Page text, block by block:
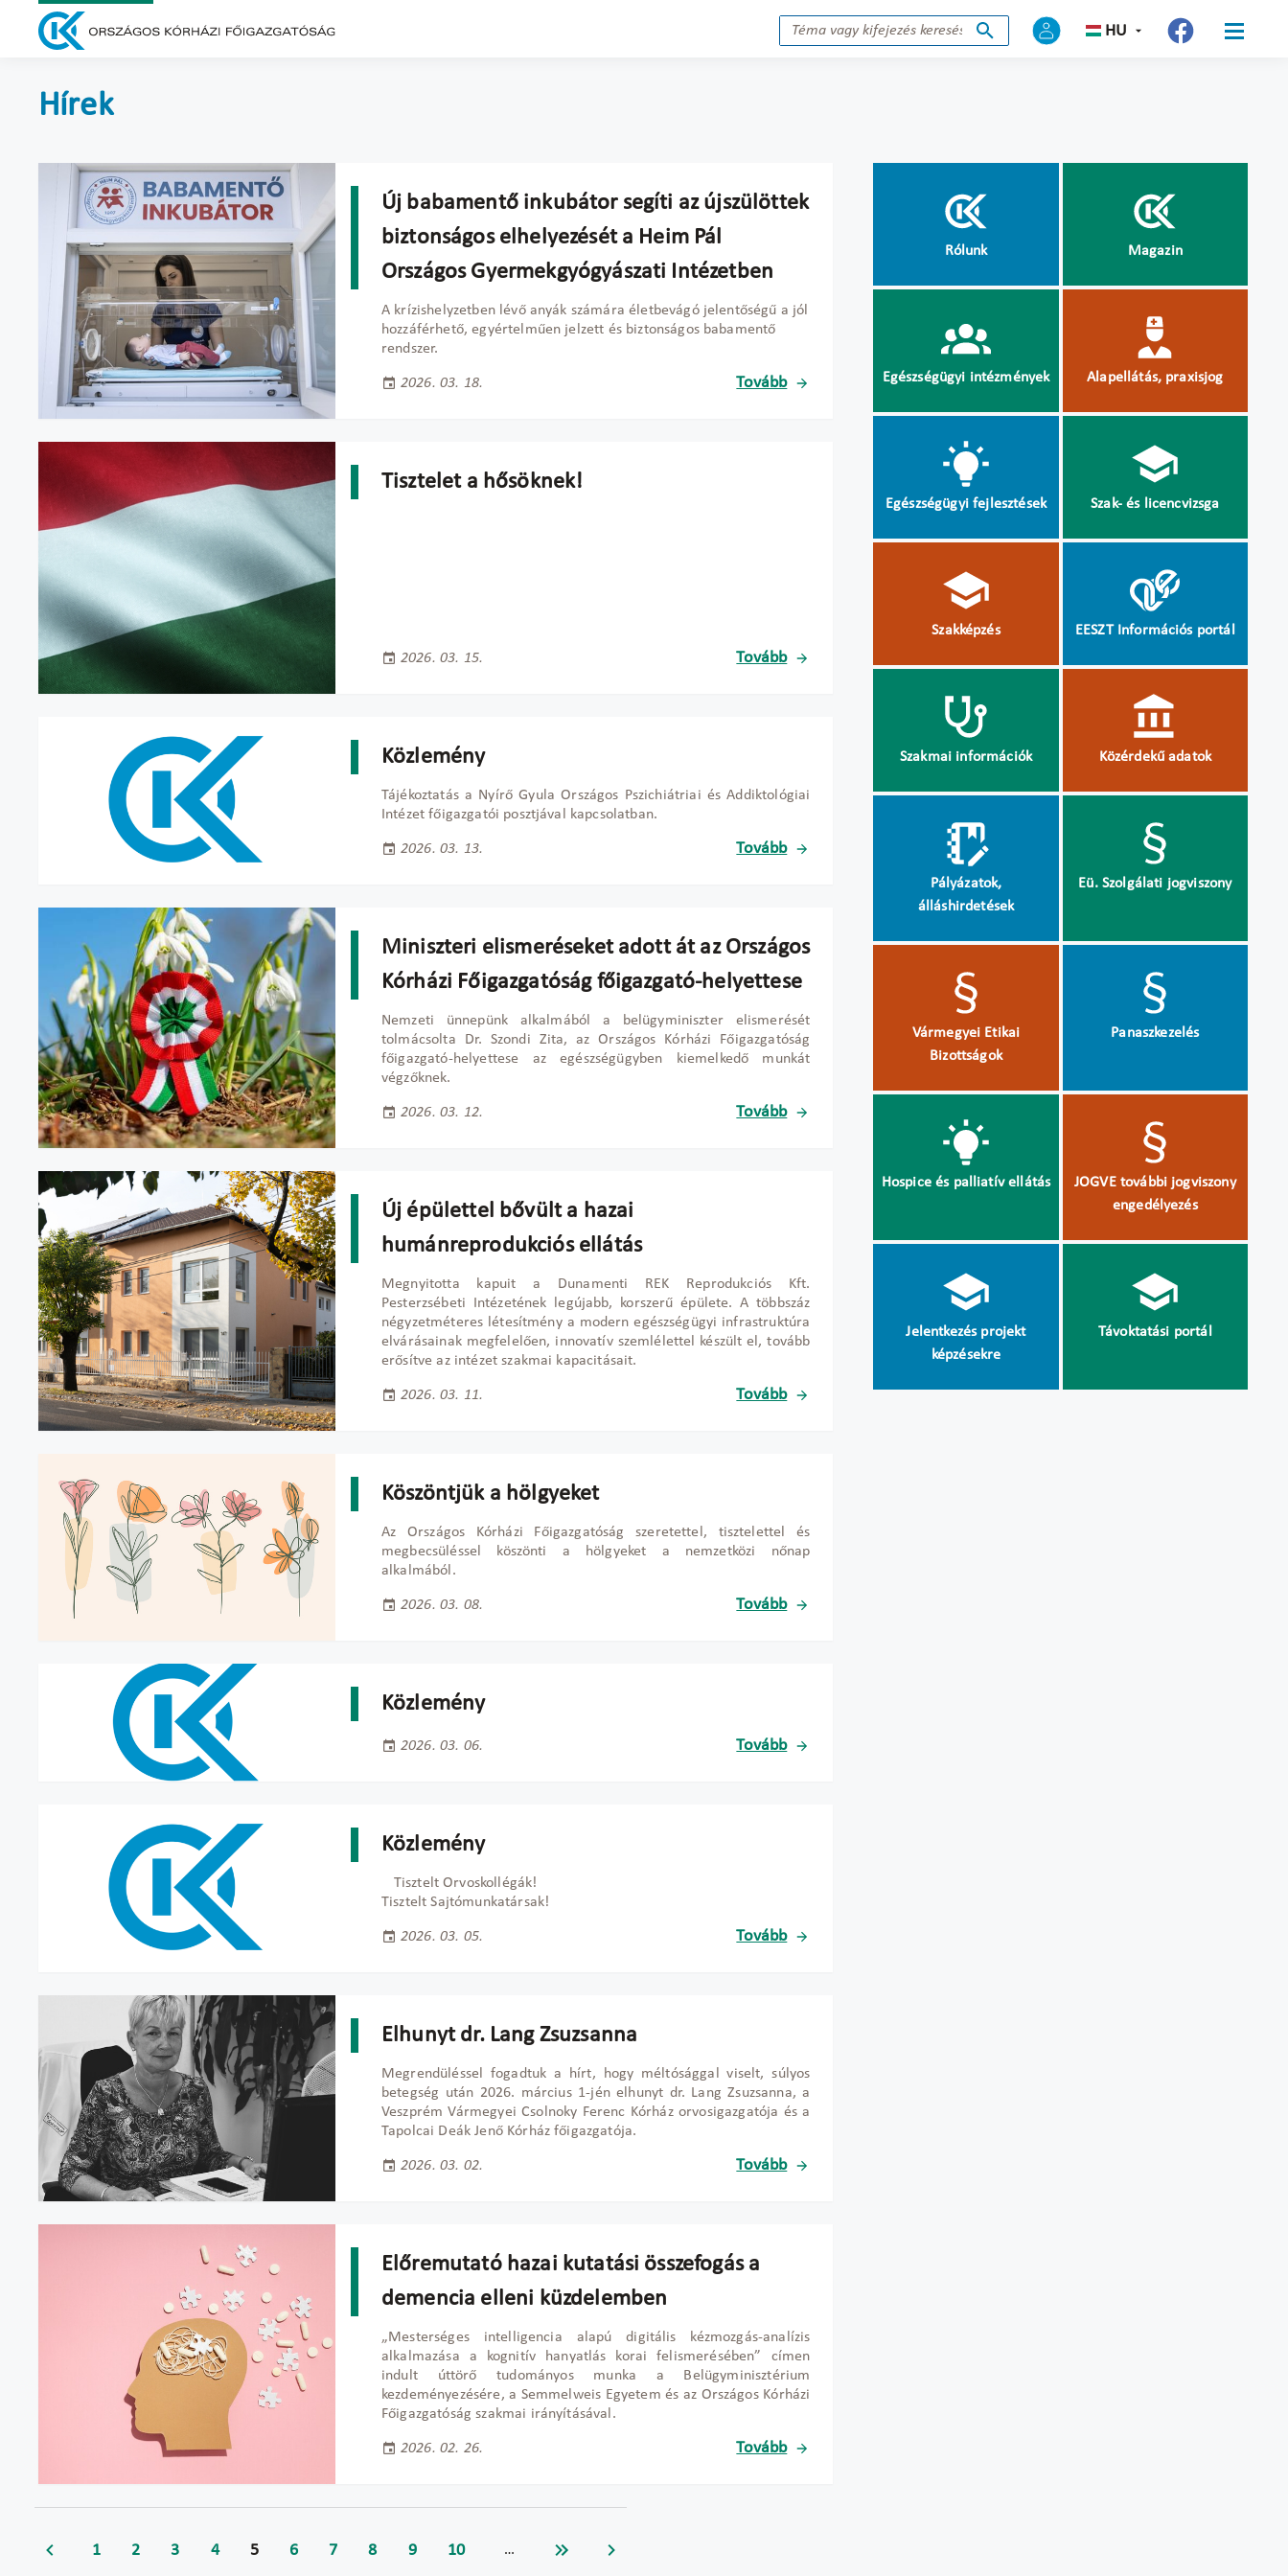
HU
Hírek
Új babamentő inkubátor segíti az újszülöttek
biztonságos elhelyezését a Heim Pál
Országos Gyermekgyógyászati Intézetben
A krízishelyzetben lévő anyák számára életbevágó jelentőségű a jól
hozzáférhető, egyértelműen jelzett és biztonságos babamentő
rendszer.
2026. 03. 18. Tovább
Tisztelet a hősöknek!
2026. 03. 15. Tovább
Közlemény
Tájékoztatás a Nyírő Gyula Országos Pszichiátriai és Addiktológiai
Intézet főigazgatói posztjával kapcsolatban.
2026. 03. 13. Tovább
Miniszteri elismeréseket adott át az Országos
Kórházi Főigazgatóság főigazgató-helyettese
Nemzeti ünnepünk alkalmából a belügyminiszter elismerését
tolmácsolta Dr. Szondi Zita, az Országos Kórházi Főigazgatóság
főigazgató-helyettese az egészségügyben kiemelkedő munkát
végzőknek.
2026. 03. 12. Tovább
Új épülettel bővült a hazai
humánreprodukciós ellátás
Megnyitotta kapuit a Dunamenti REK Reprodukciós Kft.
Pesterzsébeti Intézetének legújabb, korszerű épülete. A többszáz
négyzetméteres létesítmény a modern egészségügyi infrastruktúra
elvárásainak megfelelően, innovatív szemlélettel készült el, tovább
erősítve az intézet szakmai kapacitásait.
2026. 03. 11. Tovább
Köszöntjük a hölgyeket
Az Országos Kórházi Főigazgatóság szeretettel, tisztelettel és
megbecsüléssel köszönti a hölgyeket a nemzetközi nőnap
alkalmából.
2026. 03. 08. Tovább
Közlemény
2026. 03. 06. Tovább
Közlemény
Tisztelt Orvoskollégák!
Tisztelt Sajtómunkatársak!
2026. 03. 05. Tovább
Elhunyt dr. Lang Zsuzsanna
Megrendüléssel fogadtuk a hírt, hogy méltósággal viselt, súlyos
betegség után 2026. március 1-jén elhunyt dr. Lang Zsuzsanna, a
Veszprém Vármegyei Csolnoky Ferenc Kórház orvosigazgatója és a
Tapolcai Deák Jenő Kórház főigazgatója.
2026. 03. 02. Tovább
Előremutató hazai kutatási összefogás a
demencia elleni küzdelemben
„Mesterséges intelligencia alapú digitális kézmozgás-analízis
alkalmazása a kognitív hanyatlás korai felismerésében” címen
indult úttörő tudományos munka a Belügyminisztérium
kezdeményezésére, a Semmelweis Egyetem és az Országos Kórházi
Főigazgatóság szakmai irányításával.
2026. 02. 26. Tovább
1 2 3 4 5 6 7 8 9 10 …
Rólunk Magazin
Egészségügyi intézmények Alapellátás, praxisjog
Egészségügyi fejlesztések Szak- és licencvizsga
Szakképzés EESZT Információs portál
Szakmai információk Közérdekű adatok
Pályázatok,
álláshirdetések
Eü. Szolgálati jogviszony
Vármegyei Etikai
Bizottságok
Panaszkezelés
Hospice és palliatív ellátás
JOGVE további jogviszony
engedélyezés
Jelentkezés projekt
képzésekre
Távoktatási portál